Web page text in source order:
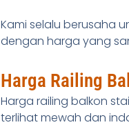
Kami selalu berusaha
dengan harga yang
Harga Railing
Harga railing balkon
terlihat mewah dan